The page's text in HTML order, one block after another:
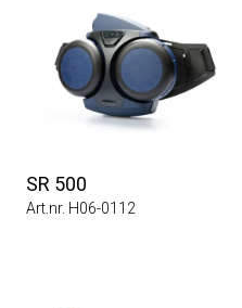
SR 500
Art.nr. H06-0112